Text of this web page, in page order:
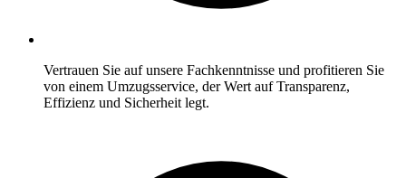
Vertrauen Sie auf unsere Fachkenntnisse und profitieren Sie
von einem Umzugsservice, der Wert auf Transparenz,
Effizienz und Sicherheit legt.